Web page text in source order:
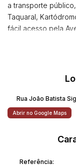
a transporte
Taquaral,
fácil acesso pela
Zeferino Vaz, Dom
Rua João Batista
Abrir no Google Maps
Referência: